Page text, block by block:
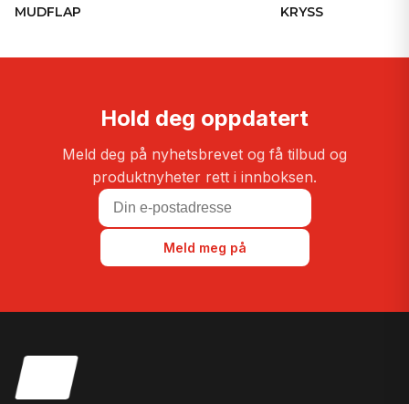
MUDFLAP KRYSS
Hold deg oppdatert
Meld deg på nyhetsbrevet og få tilbud og
produktnyheter rett i innboksen.
Meld meg på